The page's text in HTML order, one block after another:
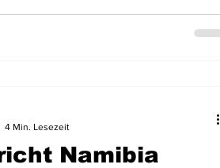
Namibia
4 Min. Lesezeit